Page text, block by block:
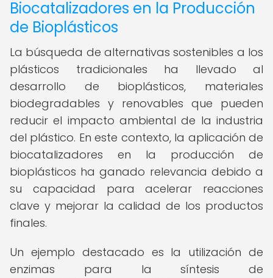
Biocatalizadores en la Producción
de Bioplásticos
La búsqueda de alternativas sostenibles a los
plásticos tradicionales ha llevado al
desarrollo de bioplásticos, materiales
biodegradables y renovables que pueden
reducir el impacto ambiental de la industria
del plástico. En este contexto, la aplicación de
biocatalizadores en la producción de
bioplásticos ha ganado relevancia debido a
su capacidad para acelerar reacciones
clave y mejorar la calidad de los productos
finales.
Un ejemplo destacado es la utilización de
enzimas para la síntesis de